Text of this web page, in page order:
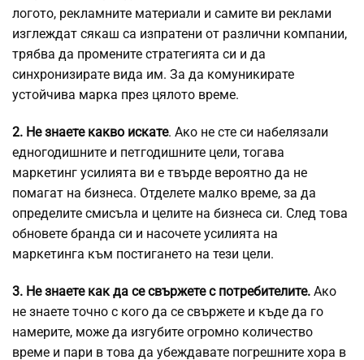
логото, рекламните материали и самите ви реклами
изглеждат сякаш са изпратени от различни компании,
трябва да промените стратегията си и да
синхронизирате вида им. За да комуникирате
устойчива марка през цялото време.
2. Не знаете какво искате. Ако не сте си набелязали
едногодишните и петгодишните цели, тогава
маркетинг усилията ви е твърде вероятно да не
помагат на бизнеса. Отделете малко време, за да
определите смисъла и целите на бизнеса си. След това
обновете бранда си и насочете усилията на
маркетинга към постигането на тези цели.
3. Не знаете как да се свържете с потребителите. Ако
не знаете точно с кого да се свържете и къде да го
намерите, може да изгубите огромно количество
време и пари в това да убеждавате погрешните хора в